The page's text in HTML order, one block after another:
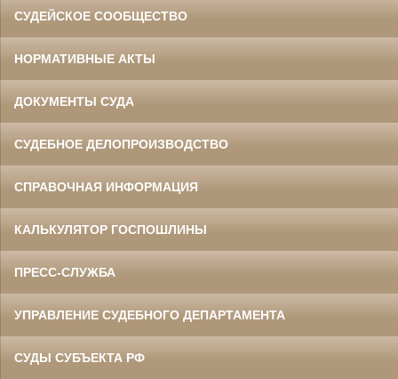
СУДЕЙСКОЕ СООБЩЕСТВО
НОРМАТИВНЫЕ АКТЫ
ДОКУМЕНТЫ СУДА
СУДЕБНОЕ ДЕЛОПРОИЗВОДСТВО
СПРАВОЧНАЯ ИНФОРМАЦИЯ
КАЛЬКУЛЯТОР ГОСПОШЛИНЫ
ПРЕСС-СЛУЖБА
УПРАВЛЕНИЕ СУДЕБНОГО ДЕПАРТАМЕНТА
СУДЫ СУБЪЕКТА РФ